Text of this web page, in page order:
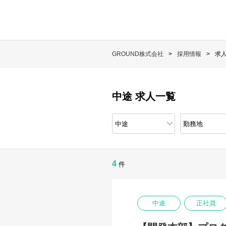
GROUND株式会社 採用情報 求
中途 求人一覧
4 件
中途 正社員